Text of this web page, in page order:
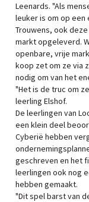
Leenards. "Als
leuker is om op een
Trouwens, ook
markt opgeleverd.
openbare, vrije
koop zet om ze via
nodig om van het
"Het is de truc om
leerling Elshof.
De leerlingen van
een klein deel
Cyberië hebben
geschreven en het
leerlingen ook nog
hebben gemaakt.
"Dit spel barst van